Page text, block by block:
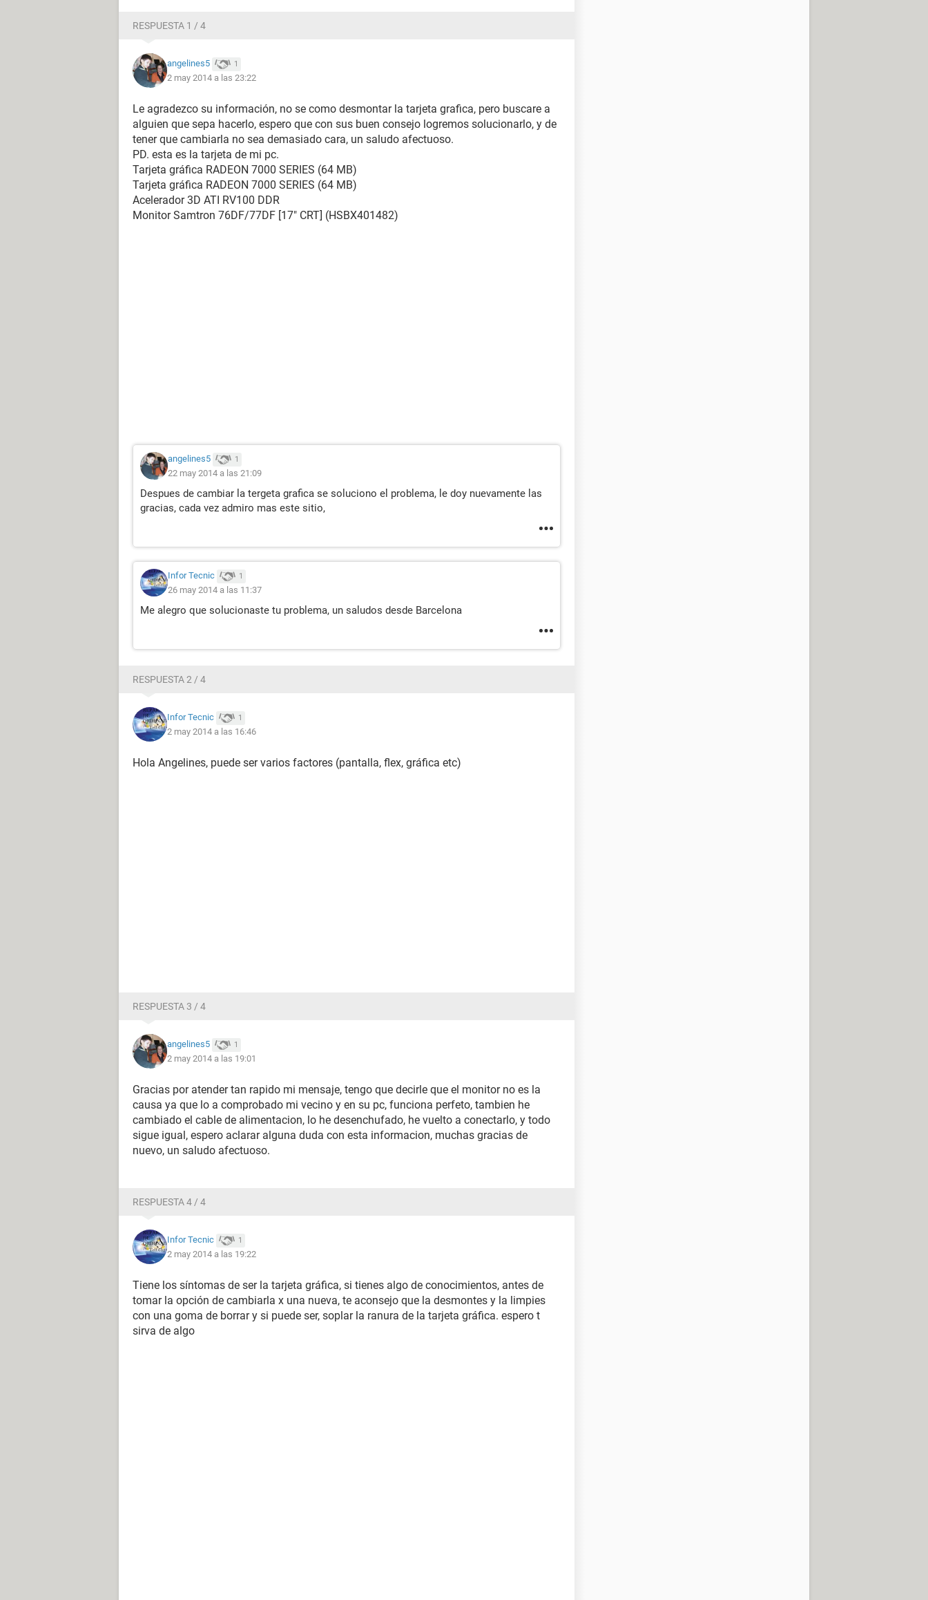
RESPUESTA 1 / 4
angelines5 1
2 may 2014 a las 23:22
Le agradezco su información, no se como desmontar la tarjeta grafica, pero buscare a
alguien que sepa hacerlo, espero que con sus buen consejo logremos solucionarlo, y de
tener que cambiarla no sea demasiado cara, un saludo afectuoso.
PD. esta es la tarjeta de mi pc.
Tarjeta gráfica RADEON 7000 SERIES (64 MB)
Tarjeta gráfica RADEON 7000 SERIES (64 MB)
Acelerador 3D ATI RV100 DDR
Monitor Samtron 76DF/77DF [17" CRT] (HSBX401482)
angelines5 1
22 may 2014 a las 21:09
Despues de cambiar la tergeta grafica se soluciono el problema, le doy nuevamente las
gracias, cada vez admiro mas este sitio,
Infor Tecnic 1
26 may 2014 a las 11:37
Me alegro que solucionaste tu problema, un saludos desde Barcelona
RESPUESTA 2 / 4
Infor Tecnic 1
2 may 2014 a las 16:46
Hola Angelines, puede ser varios factores (pantalla, flex, gráfica etc)
RESPUESTA 3 / 4
angelines5 1
2 may 2014 a las 19:01
Gracias por atender tan rapido mi mensaje, tengo que decirle que el monitor no es la
causa ya que lo a comprobado mi vecino y en su pc, funciona perfeto, tambien he
cambiado el cable de alimentacion, lo he desenchufado, he vuelto a conectarlo, y todo
sigue igual, espero aclarar alguna duda con esta informacion, muchas gracias de
nuevo, un saludo afectuoso.
RESPUESTA 4 / 4
Infor Tecnic 1
2 may 2014 a las 19:22
Tiene los síntomas de ser la tarjeta gráfica, si tienes algo de conocimientos, antes de
tomar la opción de cambiarla x una nueva, te aconsejo que la desmontes y la limpies
con una goma de borrar y si puede ser, soplar la ranura de la tarjeta gráfica. espero t
sirva de algo